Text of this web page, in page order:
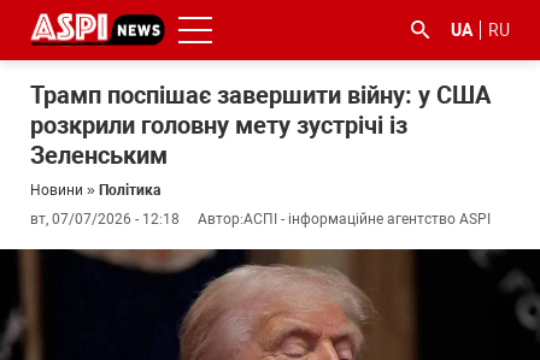
UA RU
Трамп поспішає завершити війну: у США
розкрили головну мету зустрічі із
Зеленським
Новини » Політика
вт, 07/07/2026 - 12:18
Автор:АСПІ - інформаційне агентство ASPI
#боротьба
#ДФС #Київ